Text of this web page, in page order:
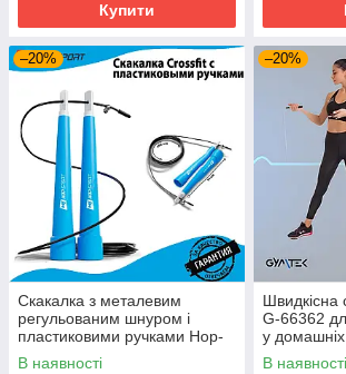
Купити
–20%
Скакалка з металевим
регульованим шнуром і
пластиковими ручками Hop-
Sport для кросфіт blue
В наявності
–20%
Швидкісна
G-66362
у
В наявності